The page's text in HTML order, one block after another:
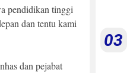
pendidikan tinggi
dan tentu kami
dan pejabat
03